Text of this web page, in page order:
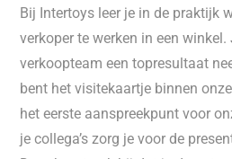
Bij Intertoys leer je in de praktijk
verkoper te werken in een
verkoopteam een topresultaat
bent het visitekaartje binnen
het eerste aanspreekpunt voor
je collega’s zorg je voor de